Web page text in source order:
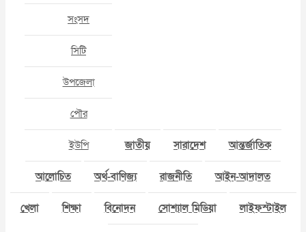
সংসদ
সিটি
উপজেলা
পৌর
ইউপি জাতীয় সারাদেশ আন্তর্জাতিক
আলোচিত অর্থ-বাণিজ্য রাজনীতি আইন-আদালত
খেলা শিক্ষা বিনোদন সোশ্যাল মিডিয়া লাইফস্টাইল